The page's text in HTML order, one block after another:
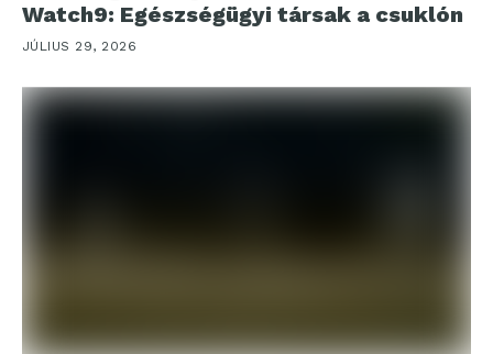
Watch9: Egészségügyi társak a csuklón
JÚLIUS 29, 2026